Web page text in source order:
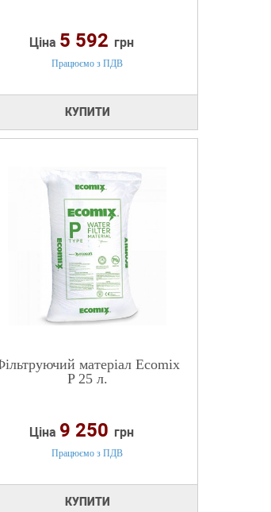
Ціна 5 592 грн
Працюємо з ПДВ
КУПИТИ
матеріал Ecomix
P 25 л.
Ціна 9 250 грн
Працюємо з ПДВ
КУПИТИ